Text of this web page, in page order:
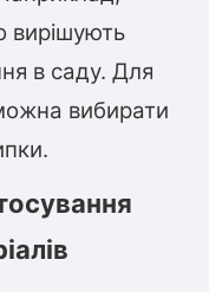
вирішують
в саду. Для
вибирати